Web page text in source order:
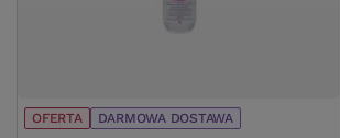
OFERTA DARMOWA DOSTAWA